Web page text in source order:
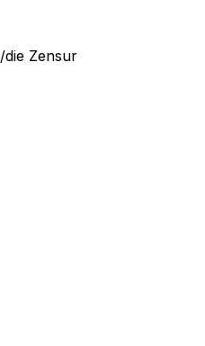
/die Zensur